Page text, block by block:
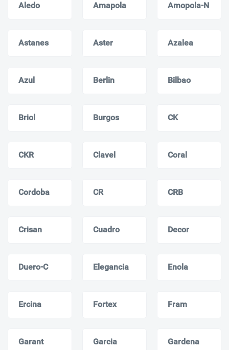
Aledo Amapola Amopola-N
Astanes Aster Azalea
Azul Berlin Bilbao
Briol Burgos CK
CKR Clavel Coral
Cordoba CR CRB
Crisan Cuadro Decor
Duero-C Elegancia Enola
Ercina Fortex Fram
Garant Garcia Gardena